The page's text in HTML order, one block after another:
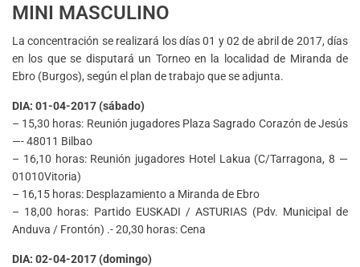
MINI MASCULINO
La concentración se realizará los días 01 y 02 de abril de 2017, días
en los que se disputará un Torneo en la localidad de Miranda de
Ebro (Burgos), según el plan de trabajo que se adjunta.
DIA: 01-04-2017 (sábado)
– 15,30 horas: Reunión jugadores Plaza Sagrado Corazón de Jesús
—- 48011 Bilbao
– 16,10 horas: Reunión jugadores Hotel Lakua (C/Tarragona, 8 —
01010Vitoria)
– 16,15 horas: Desplazamiento a Miranda de Ebro
– 18,00 horas: Partido EUSKADI / ASTURIAS (Pdv. Municipal de
Anduva / Frontón) .- 20,30 horas: Cena
DIA: 02-04-2017 (domingo)